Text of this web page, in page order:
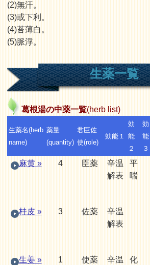
(2)無汗。
(3)或下利。
(4)苔薄白。
(5)脈浮。
生薬一覧
葛根湯の中薬一覧(herb list)
生薬名(herb
name)
薬量
(quantity)
君臣佐
使(role)
効能１
効
能
２
効
能
３
麻黄 » 4 臣薬
辛温
解表
平
喘
桂皮 » 3 佐薬
辛温
解表
生姜 » 1 使薬 辛温 化